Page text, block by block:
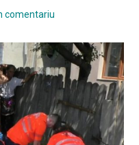
a
viața
în
accidentul
rutier
de
comentariu